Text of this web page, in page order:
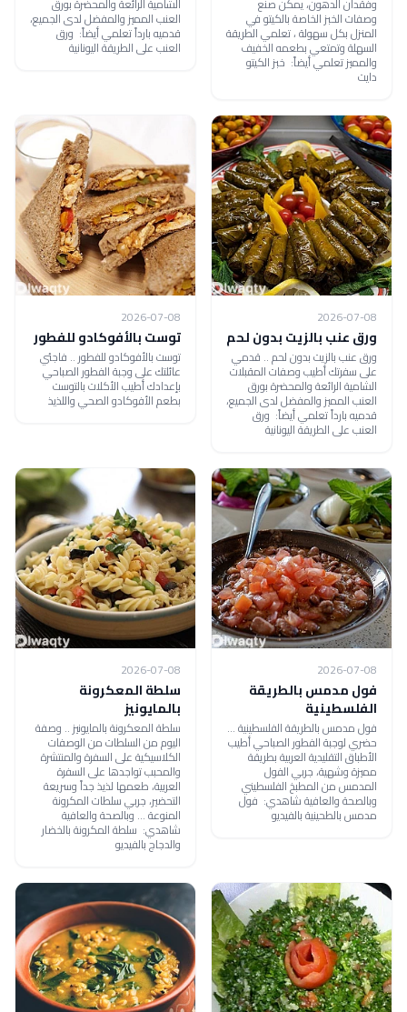
وصفات الخبز الخاصة بالكيتو في
المنزل بكل سهولة ، تعلمي الطريقة
السهلة وتمتعي بطعمه الخفيف
والمميز تعلمي أيضاً: خبز الكيتو
دايت
العنب المميز والمفضل لدى الجميع،
قدميه بارداً تعلمي أيضاً: ورق
العنب على الطريقة اليونانية
2026-07-08
ورق عنب بالزيت بدون لحم
ورق عنب بالزيت بدون لحم .. قدمي
على سفرتك أطيب وصفات المقبلات
الشامية الرائعة والمحضرة بورق
العنب المميز والمفضل لدى الجميع،
قدميه بارداً تعلمي أيضاً: ورق
العنب على الطريقة اليونانية
2026-07-08
توست بالأفوكادو للفطور
توست بالأفوكادو للفطور .. فاجئي
عائلتك على وجبة الفطور الصباحي
بإعدادك أطيب الأكلات بالتوست
بطعم الأفوكادو الصحي واللذيذ
2026-07-08
فول مدمس بالطريقة
الفلسطينية
فول مدمس بالطريقة الفلسطينية ...
حضري لوجبة الفطور الصباحي أطيب
الأطباق التقليدية العربية بطريقة
مميزة وشهية، جربي الفول
المدمس من المطبخ الفلسطيني
وبالصحة والعافية شاهدي: فول
مدمس بالطحينية بالفيديو
2026-07-08
سلطة المعكرونة
بالمايونيز
سلطة المعكرونة بالمايونيز .. وصفة
اليوم من السلطات من الوصفات
الكلاسيكية على السفرة والمنتشرة
والمحبب تواجدها على السفرة
العربية، طعمها لذيذ جداً وسريعة
التحضير، جربي سلطات المكرونة
المنوعة ... وبالصحة والعافية
شاهدي: سلطة المكرونة بالخضار
والدجاج بالفيديو